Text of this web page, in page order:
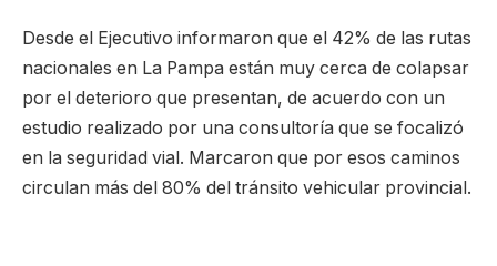
Desde el Ejecutivo informaron que el 42% de las rutas
nacionales en La Pampa están muy cerca de colapsar
por el deterioro que presentan, de acuerdo con un
estudio realizado por una consultoría que se focalizó
en la seguridad vial. Marcaron que por esos caminos
circulan más del 80% del tránsito vehicular provincial.